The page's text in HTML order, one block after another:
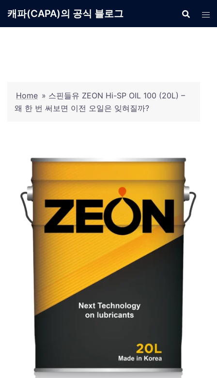
캐파(CAPA)의 공식 블로그
Home » 스핀들유 ZEON Hi-SP OIL 100 (20L) –
왜 한 번 써보면 이전 오일은 잊혀질까?